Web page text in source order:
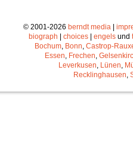
© 2001-2026 berndt media |
biograph | choices | engels und
Bochum Bonn Castrop-
Essen Frechen
Leverkusen Lünen
Recklinghausen